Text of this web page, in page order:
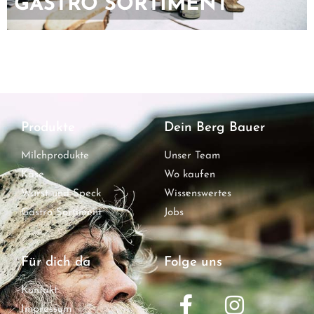
GASTRO SORTIMENT
Produkte
Milchprodukte
Käse
Wurst und Speck
Gastro Sortiment
Dein Berg Bauer
Unser Team
Wo kaufen
Wissenswertes
Jobs
Für dich da
Kontakt
Impressum
Folge uns